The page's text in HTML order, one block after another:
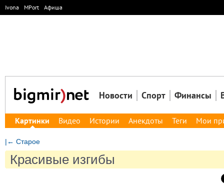
Ivona MPort Афиша
Новости Спорт Финансы
Картинки Видео Истории Анекдоты Теги Мои
|← Старое
Красивые изгибы